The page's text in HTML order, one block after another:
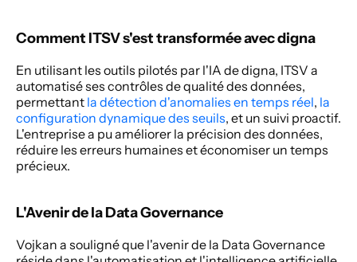
Comment ITSV s'est transformée avec digna
En utilisant les outils pilotés par l'IA de digna, ITSV a
automatisé ses contrôles de qualité des données,
permettant la détection d'anomalies en temps réel, la
configuration dynamique des seuils, et un suivi proactif.
L'entreprise a pu améliorer la précision des données,
réduire les erreurs humaines et économiser un temps
précieux.
L'Avenir de la Data Governance
Vojkan a souligné que l'avenir de la Data Governance